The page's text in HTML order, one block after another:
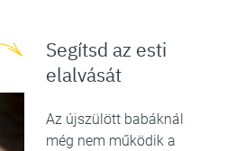
Segítsd az esti
elalvását
Az újszülött babáknál
még nem működik a